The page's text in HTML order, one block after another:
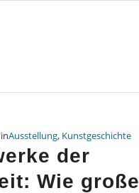
inAusstellung, Kunstgeschichte
der
Wie große